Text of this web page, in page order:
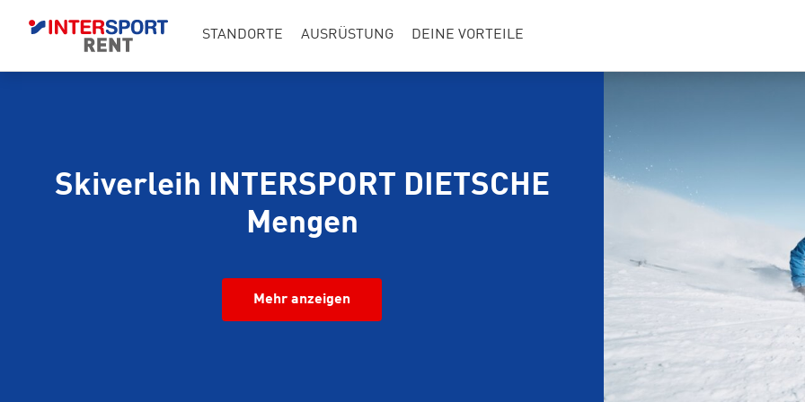
STANDORTE AUSRÜSTUNG DEINE VORTEILE
Skiverleih INTERSPORT DIETSCHE
Mengen
Mehr anzeigen